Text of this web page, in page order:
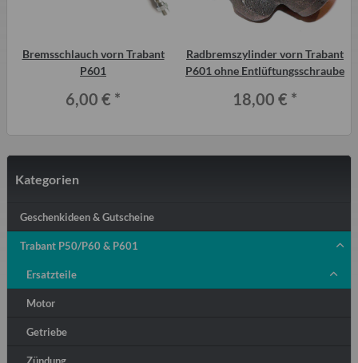
Bremsschlauch vorn Trabant
P601
6,00 € *
Radbremszylinder vorn Trabant
P601 ohne Entlüftungsschraube
18,00 € *
Kategorien
Geschenkideen & Gutscheine
Trabant P50/P60 & P601
Ersatzteile
Motor
Getriebe